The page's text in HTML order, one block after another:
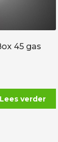
45 gas
Lees verder